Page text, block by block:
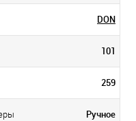
DОN
101
259
Ручное